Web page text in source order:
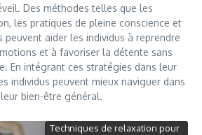
Des méthodes telles que les
les pratiques de pleine conscience et
peuvent aider les individus à reprendre
et à favoriser la détente sans
En intégrant ces stratégies dans leur
individus peuvent mieux naviguer dans
bien-être général.
Techniques de relaxation pour